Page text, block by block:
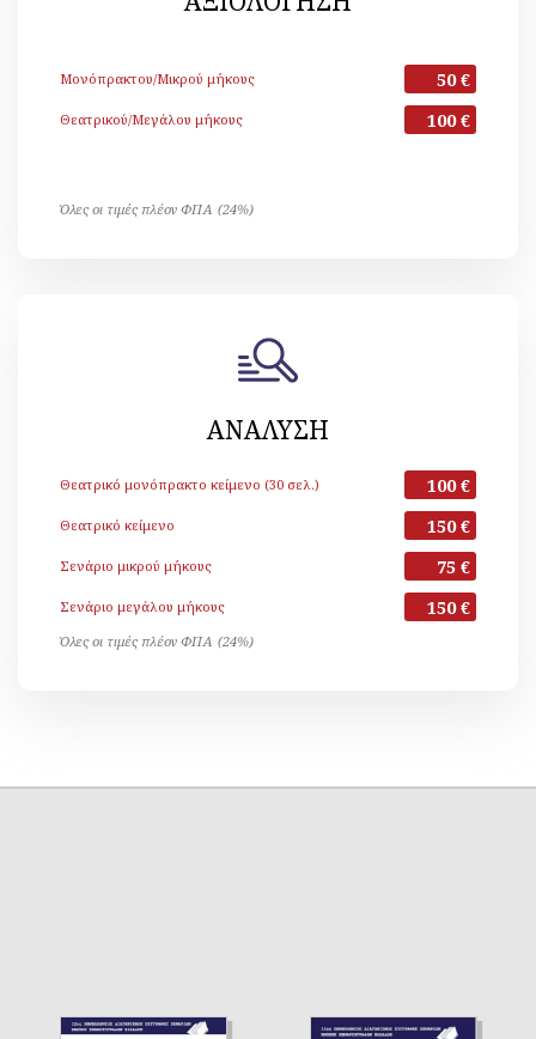
Μονόπρακτου/Μικρού μήκους 50 €
Θεατρικού/Μεγάλου μήκους 100 €
Όλες οι τιμές πλέον ΦΠΑ (24%)
ΑΝΑΛΥΣΗ
Θεατρικό μονόπρακτο κείμενο (30 σελ.) 100 €
Θεατρικό κείμενο 150 €
Σενάριο μικρού μήκους 75 €
Σενάριο μεγάλου μήκους 150 €
Όλες οι τιμές πλέον ΦΠΑ (24%)